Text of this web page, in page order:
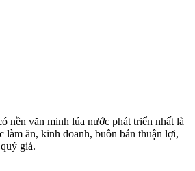
nền văn minh lúa nước phát triển nhất là
làm ăn, kinh doanh, buôn bán thuận lợi,
giá.